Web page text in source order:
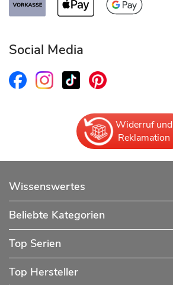
Social Media
Widerruf und
Reklamation
Wissenswertes
Beliebte Kategorien
Top Serien
Top Hersteller